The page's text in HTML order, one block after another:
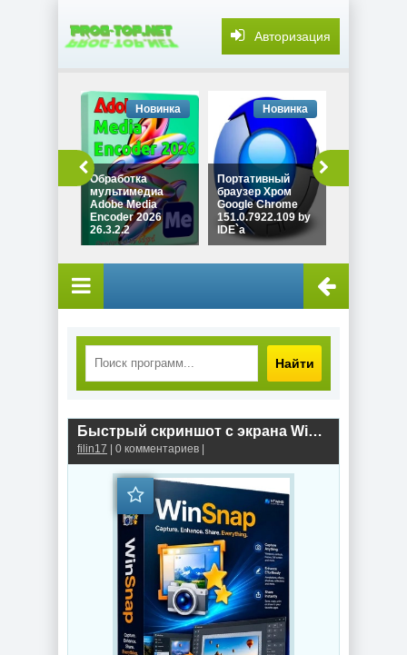
Авторизация
Обработка
мультимедиа
Adobe Media
Encoder 2026
26.3.2.2
Новинка
Портативный
браузер Хром
Google Chrome
151.0.7922.109 by
IDE`a
Новинка
Найти
Быстрый скриншот с экрана WinSnap 6.2.3
filin17 | 0 комментариев |